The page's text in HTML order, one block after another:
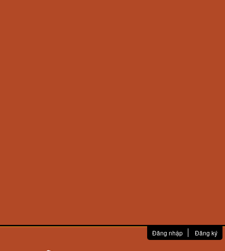
Đăng nhập Đăng ký